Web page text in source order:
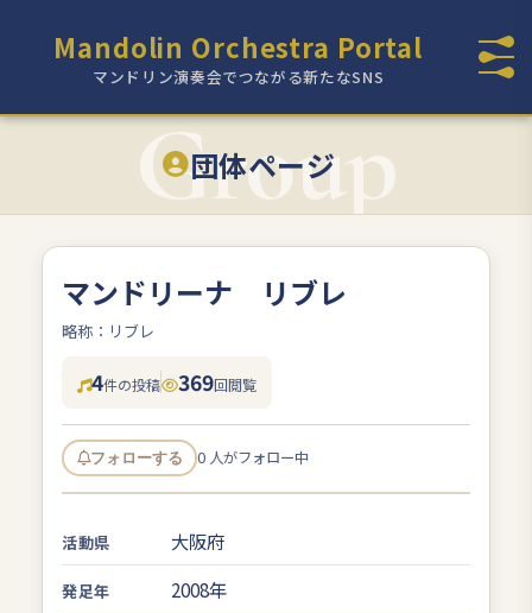
Mandolin Orchestra Portal
マンドリン演奏会でつながる新たなSNS
団体ページ
マンドリーナ リブレ
略称：リブレ
4件の投稿 369回閲覧
フォローする 0 人がフォロー中
活動県 大阪府
発足年 2008年